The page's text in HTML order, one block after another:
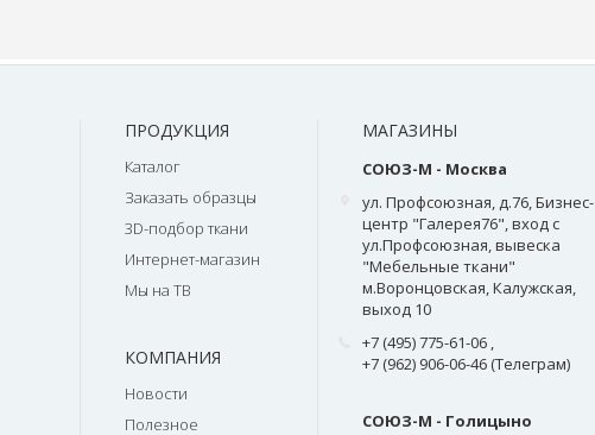
ПРОДУКЦИЯ
Каталог
Заказать образцы
3D-подбор ткани
Интернет-магазин
Мы на ТВ
КОМПАНИЯ
Новости
Полезное
МАГАЗИНЫ
СОЮЗ-М - Москва
ул. Профсоюзная, д.76, Бизнес-
центр "Галерея76", вход с
ул.Профсоюзная, вывеска
"Мебельные ткани"
м.Воронцовская, Калужская,
выход 10
+7 (495) 775-61-06 ,
+7 (962) 906-06-46 (Телеграм)
СОЮЗ-М - Голицыно